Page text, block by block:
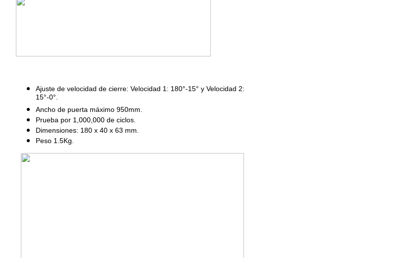
Ajuste de velocidad de cierre: Velocidad 1: 180°-15° y Velocidad 2:
15°-0°.
Ancho de puerta máximo 950mm.
Prueba por 1,000,000 de ciclos.
Dimensiones: 180 x 40 x 63 mm.
Peso 1.5Kg.